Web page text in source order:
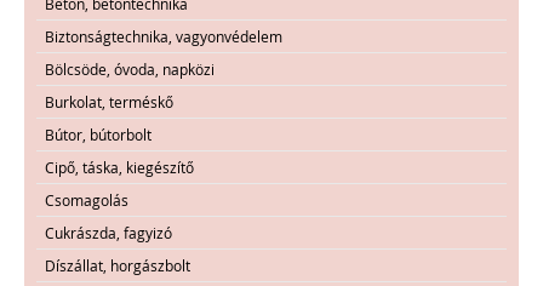
Biztonságtechnika, vagyonvédelem
Bölcsöde, óvoda, napközi
Burkolat, terméskő
Bútor, bútorbolt
Cipő, táska, kiegészítő
Csomagolás
Cukrászda, fagyizó
Díszállat, horgászbolt